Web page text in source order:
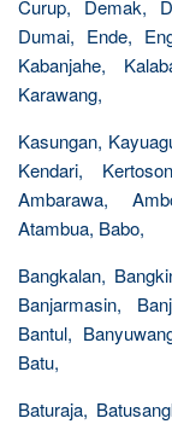
Curup, Demak,
Dumai, Ende,
Kabanjahe,
Karawang,
Kasungan,
Kendari,
Ambarawa,
Atambua, Babo,
Bangkalan,
Banjarmasin,
Bantul,
Batu,
Baturaja,